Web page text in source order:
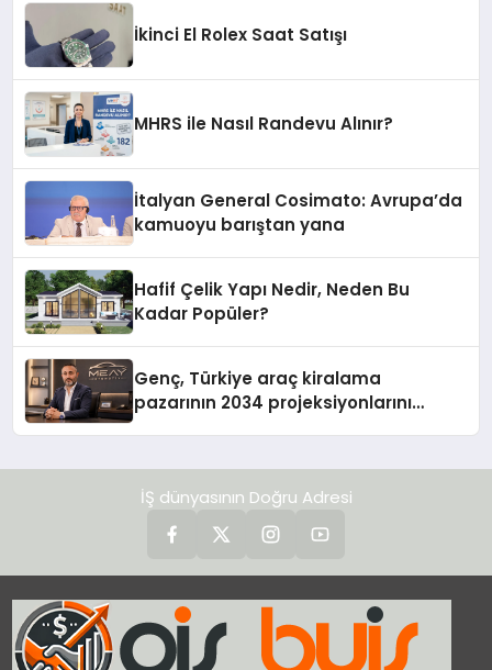
İkinci El Rolex Saat Satışı
MHRS ile Nasıl Randevu Alınır?
İtalyan General Cosimato: Avrupa’da
kamuoyu barıştan yana
Hafif Çelik Yapı Nedir, Neden Bu
Kadar Popüler?
Genç, Türkiye araç kiralama
pazarının 2034 projeksiyonlarını
İŞ dünyasının Doğru Adresi